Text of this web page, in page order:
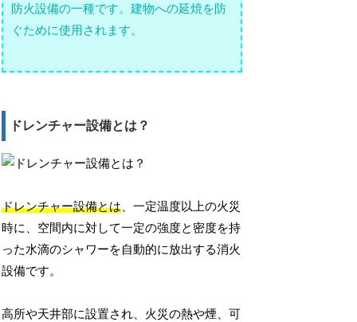
防火設備の一種です。建物への延焼を防
ぐために使用されます。
ドレンチャー設備とは？
ドレンチャー設備とは、一定温度以上の火災
時に、空間内に対して一定の強度と密度を持
った水滴のシャワーを自動的に放出する消火
設備です。
高所や天井部に設置され、火災の熱や煙、可